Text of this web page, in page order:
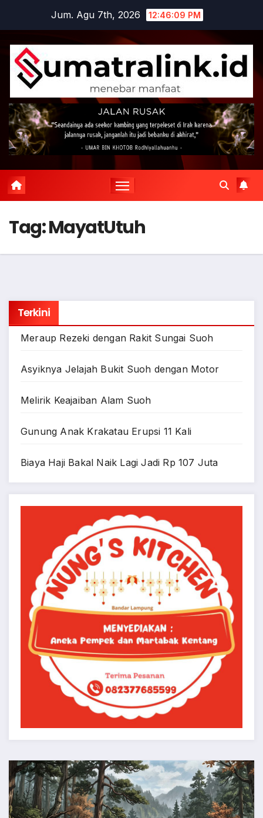
content
Jum. Agu 7th, 2026 12:46:09 PM
Tag:MayatUtuh
Terkini
Meraup Rezeki dengan Rakit Sungai Suoh
Asyiknya Jelajah Bukit Suoh dengan Motor
Melirik Keajaiban Alam Suoh
Gunung Anak Krakatau Erupsi 11 Kali
Biaya Haji Bakal Naik Lagi Jadi Rp 107 Juta